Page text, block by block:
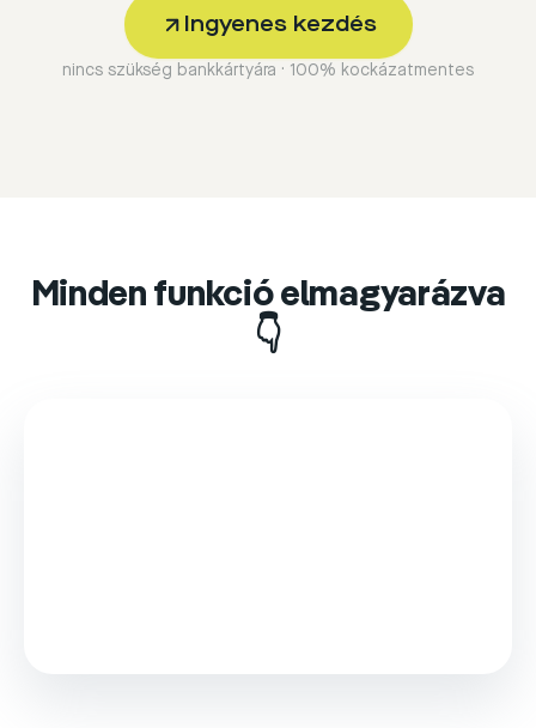
Ingyenes kezdés
nincs szükség bankkártyára · 100% kockázatmentes
Minden funkció elmagyarázva
👇